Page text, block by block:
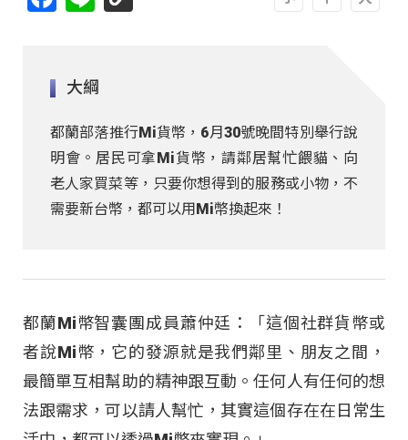
大綱
都蘭部落推行Mi貨幣，6月30號晚間特別舉行說
明會。居民可拿Mi貨幣，請鄰居幫忙餵貓、向
老人家買菜等，只要你想得到的服務或小物，不
需要新台幣，都可以用Mi幣換起來！
都蘭Mi幣智囊團成員蕭仲廷：「這個社群貨幣或
者說Mi幣，它的發源就是我們鄰里、朋友之間，
最簡單互相幫助的精神跟互動。任何人有任何的想
法跟需求，可以請人幫忙，其實這個存在在日常生